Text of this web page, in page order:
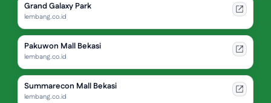
Grand Galaxy Park
lembang.co.id
Pakuwon Mall Bekasi
lembang.co.id
Summarecon Mall Bekasi
lembang.co.id